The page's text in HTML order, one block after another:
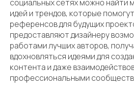
социальных сетях можно найти
идей и трендов, которые
референсов для будущих
предоставляют дизайнеру
работами лучших авторов,
вдохновляться идеями для
контента и даже
профессиональными